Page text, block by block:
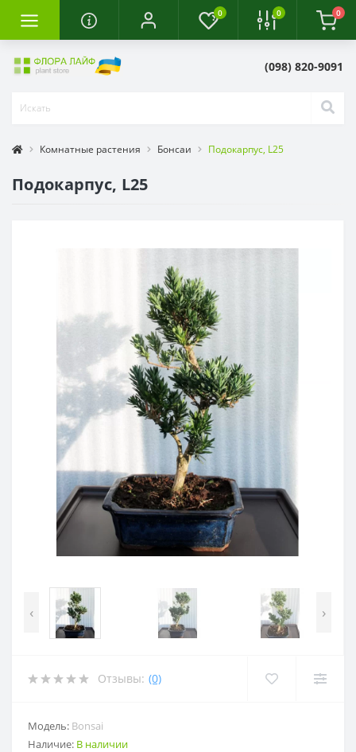
0 0 0
(098) 820-9091
Комнатные растения Бонсаи Подокарпус, L25
Подокарпус, L25
‹ ›
Отзывы: (0)
Модель: Bonsai
Наличие: В наличии